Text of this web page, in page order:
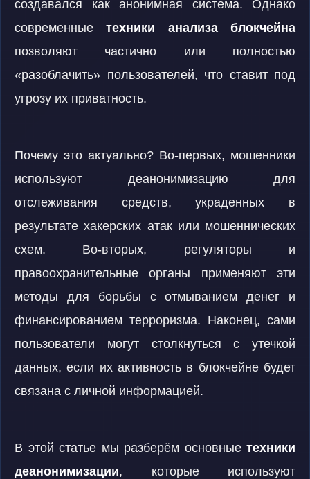
создавался как анонимная система. Однако
современныетехники анализа блокчейна
позволяют частично или полностью
«разоблачить» пользователей, что ставит под
угрозу их приватность.
Почему это актуально? Во-первых, мошенники
используют деанонимизацию для
отслеживания средств, украденных в
результате хакерских атак или мошеннических
схем. Во-вторых, регуляторы и
правоохранительные органы применяют эти
методы для борьбы с отмыванием денег и
финансированием терроризма. Наконец, сами
пользователи могут столкнуться с утечкой
данных, если их активность в блокчейне будет
связана с личной информацией.
В этой статье мы разберём основные техники
деанонимизации, которые используют